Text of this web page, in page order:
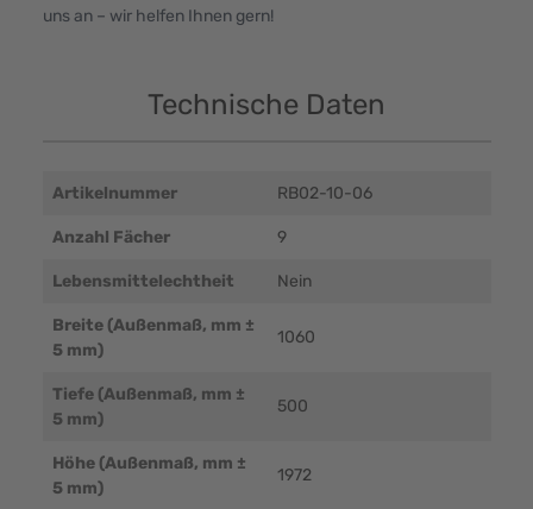
uns an – wir helfen Ihnen gern!
Technische Daten
Artikelnummer RB02-10-06
Anzahl Fächer 9
Lebensmittelechtheit Nein
Breite (Außenmaß, mm ±
5 mm)
1060
Tiefe (Außenmaß, mm ±
5 mm)
500
Höhe (Außenmaß, mm ±
5 mm)
1972